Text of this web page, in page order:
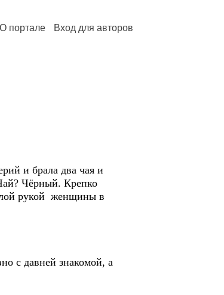
О портале Вход для авторов
и брала два чая и
Чёрный. Крепко
рукой женщины в
с давней знакомой, а